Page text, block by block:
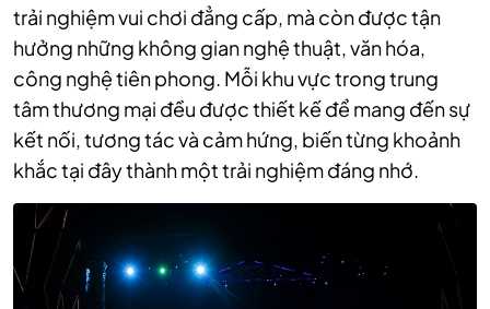
trải nghiệm vui chơi đẳng cấp, mà còn được tận
hưởng những không gian nghệ thuật, văn hóa,
công nghệ tiên phong. Mỗi khu vực trong trung
tâm thương mại đều được thiết kế để mang đến sự
kết nối, tương tác và cảm hứng, biến từng khoảnh
khắc tại đây thành một trải nghiệm đáng nhớ.